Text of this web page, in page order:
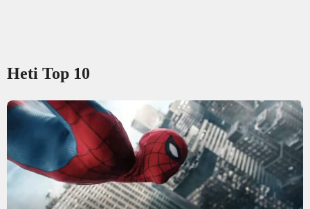
Heti Top 10